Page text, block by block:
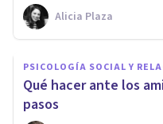
Alicia Plaza
PSICOLOGÍA SOCIAL Y
Qué hacer ante los
pasos